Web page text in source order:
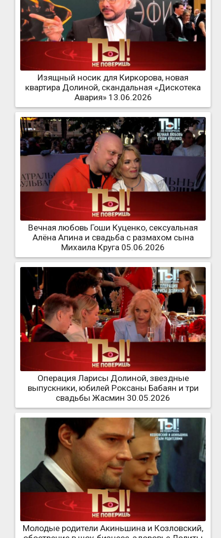
Изящный носик для Киркорова, новая
квартира Долиной, скандальная «Дискотека
Авария» 13.06.2026
Вечная любовь Гоши Куценко, сексуальная
Алёна Апина и свадьба с размахом сына
Михаила Круга 05.06.2026
Операция Ларисы Долиной, звездные
выпускники, юбилей Роксаны Бабаян и три
свадьбы Жасмин 30.05.2026
Молодые родители Акиньшина и Козловский,